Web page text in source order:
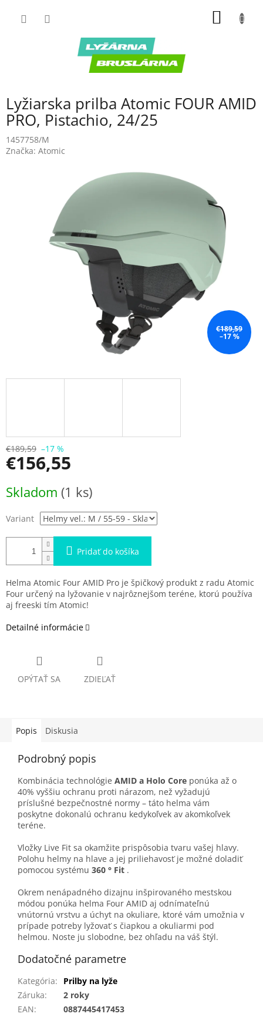
Lyžiarska prilba Atomic FOUR AMID
PRO, Pistachio, 24/25
1457758/M
Značka: Atomic
€189,59
–17 %
€189,59 –17 %
€156,55
cena:
Skladom (1 ks)
Variant
Pridať do košíka
Helma Atomic Four AMID Pro je špičkový produkt z radu Atomic
Four určený na lyžovanie v najrôznejšom teréne, ktorú používa
aj freeski tím Atomic!
Detailné informácie
OPÝTAŤ SA ZDIEĽAŤ
Popis Diskusia
Podrobný popis
Kombinácia technológie AMID a Holo Core ponúka až o
40% vyššiu ochranu proti nárazom, než vyžadujú
príslušné bezpečnostné normy – táto helma vám
poskytne dokonalú ochranu kedykoľvek av akomkoľvek
teréne.
Vložky Live Fit sa okamžite prispôsobia tvaru vašej hlavy.
Polohu helmy na hlave a jej priliehavosť je možné doladiť
pomocou systému 360 ° Fit .
Okrem nenápadného dizajnu inšpirovaného mestskou
módou ponúka helma Four AMID aj odnímateľnú
vnútornú vrstvu a úchyt na okuliare, ktoré vám umožnia v
prípade potreby lyžovať s čiapkou a okuliarmi pod
helmou. Noste ju slobodne, bez ohľadu na váš štýl.
Dodatočné parametre
Kategória:
Prilby na lyže
Záruka:
2 roky
EAN:
0887445417453